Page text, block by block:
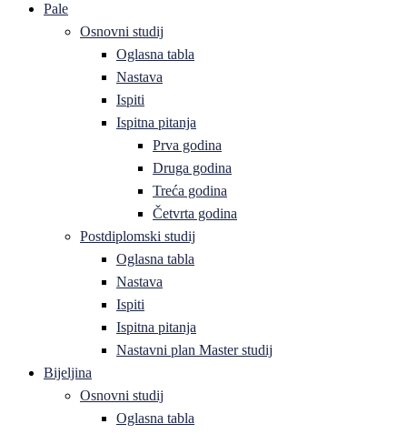
Pale
Osnovni studij
Oglasna tabla
Nastava
Ispiti
Ispitna pitanja
Prva godina
Druga godina
Treća godina
Četvrta godina
Postdiplomski studij
Oglasna tabla
Nastava
Ispiti
Ispitna pitanja
Nastavni plan Master studij
Bijeljina
Osnovni studij
Oglasna tabla